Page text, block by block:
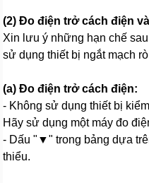
(2) Đo điện trở cách điện
Xin lưu ý những hạn chế
sử dụng thiết bị ngắt mạch
(a) Đo điện trở cách điện:
- Không sử dụng thiết bị
Hãy sử dụng một máy đo
- Dấu "▼" trong bảng dựa
thiểu.